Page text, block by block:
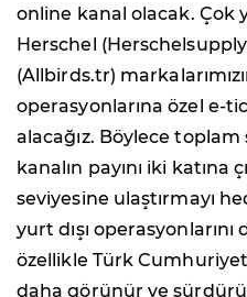
online kanal olacak. Çok
Herschel
(Allbirds.tr)
operasyonlarına özel e-
alacağız. Böylece toplam
kanalın payını iki katına
seviyesine ulaştırmayı
yurt dışı
özellikle Türk
daha görünür ve